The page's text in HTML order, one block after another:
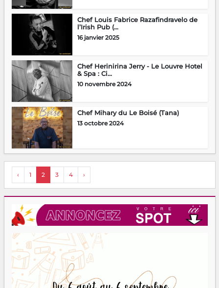
Chef Louis Fabrice Razafindravelo de
l’Irish Pub (...
16 janvier 2025
Chef Herinirina Jerry - Le Louvre Hotel
& Spa : Ci...
10 novembre 2024
Chef Mihary du Le Boisé (Tana)
13 octobre 2024
‹ 1 2 3 4 ›